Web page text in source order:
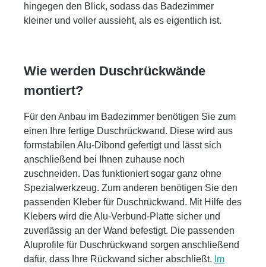
hingegen den Blick, sodass das Badezimmer
kleiner und voller aussieht, als es eigentlich ist.
Wie werden Duschrückwände
montiert?
Für den Anbau im Badezimmer benötigen Sie zum
einen Ihre fertige Duschrückwand. Diese wird aus
formstabilen Alu-Dibond gefertigt und lässt sich
anschließend bei Ihnen zuhause noch
zuschneiden. Das funktioniert sogar ganz ohne
Spezialwerkzeug. Zum anderen benötigen Sie den
passenden Kleber für Duschrückwand. Mit Hilfe des
Klebers wird die Alu-Verbund-Platte sicher und
zuverlässig an der Wand befestigt. Die passenden
Aluprofile für Duschrückwand sorgen anschließend
dafür, dass Ihre Rückwand sicher abschließt. Im